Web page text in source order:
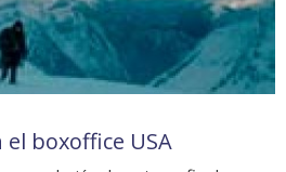
el boxoffice USA